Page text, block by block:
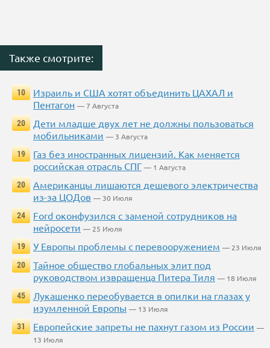
Также смотрите:
10
Израиль и США хотят объединить ЦАХАЛ и
Пентагон — 7 Августа
20
Дети младше двух лет не должны пользоваться
мобильниками — 3 Августа
19
Газ без иностранных лицензий. Как меняется
российская отрасль СПГ — 1 Августа
20
Американцы лишаются дешевого электричества
из-за ЦОДов — 30 Июля
24
Ford оконфузился с заменой сотрудников на
нейросети — 25 Июля
19
У Европы проблемы с перевооружением — 23 Июля
20
Тайное общество глобальных элит под
руководством извращенца Питера Тиля — 18 Июля
45
Лукашенко переобувается в опилки на глазах у
изумленной Европы — 13 Июля
31
Европейские запреты не пахнут газом из России —
13 Июля